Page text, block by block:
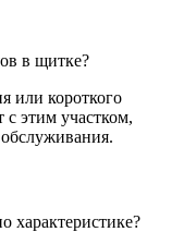
в щитке?
или короткого
с этим участком,
обслуживания.
характеристике?